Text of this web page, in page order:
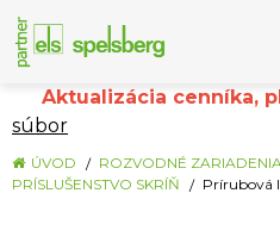
Aktualizácia cenníka,
súbor
ÚVOD ROZVODNÉ
PRÍSLUŠENSTVO SKRÍŇ
Prírubová